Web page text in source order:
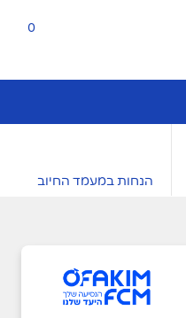
0
הנחות במעמד החיוב